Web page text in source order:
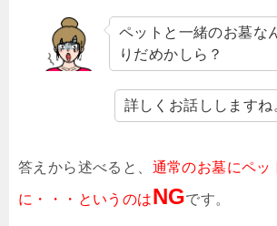
ペットと一緒のお墓な
りだめかしら？
詳しくお話ししますね
答えから述べると、 通常のお墓にペッ
に・・・というのはNGです。